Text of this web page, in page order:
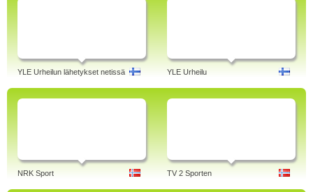
YLE Urheilun lähetykset netissä YLE Urheilu
NRK Sport TV 2 Sporten